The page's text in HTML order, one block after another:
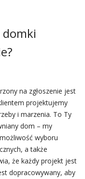
na zgłoszenie jest
projektujemy
i marzenia. To Ty
dom – my
wyboru
a także
że każdy projekt jest
dopracowywany, aby